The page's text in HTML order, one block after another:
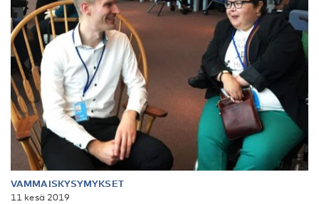
VAMMAISKYSYMYKSET
11 kesä 2019